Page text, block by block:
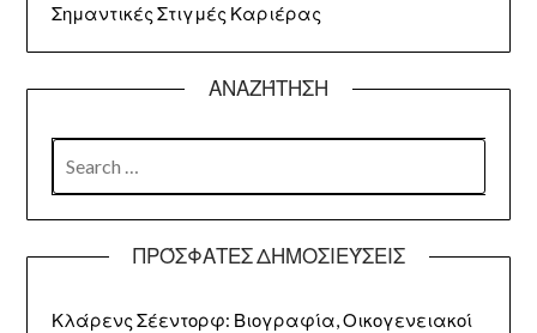
Σημαντικές Στιγμές Καριέρας
ΑΝΑΖΉΤΗΣΗ
FOR:
ΠΡΌΣΦΑΤΕΣ ΔΗΜΟΣΙΕΎΣΕΙΣ
Κλάρενς Σέεντορφ: Βιογραφία, Οικογενειακοί